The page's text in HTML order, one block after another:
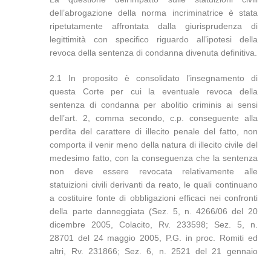
dell’abrogazione della norma incriminatrice è stata
ripetutamente affrontata dalla giurisprudenza di
legittimità con specifico riguardo all’ipotesi della
revoca della sentenza di condanna divenuta definitiva.
2.1 In proposito è consolidato l’insegnamento di
questa Corte per cui la eventuale revoca della
sentenza di condanna per abolitio criminis ai sensi
dell’art. 2, comma secondo, c.p. conseguente alla
perdita del carattere di illecito penale del fatto, non
comporta il venir meno della natura di illecito civile del
medesimo fatto, con la conseguenza che la sentenza
non deve essere revocata relativamente alle
statuizioni civili derivanti da reato, le quali continuano
a costituire fonte di obbligazioni efficaci nei confronti
della parte danneggiata (Sez. 5, n. 4266/06 del 20
dicembre 2005, Colacito, Rv. 233598; Sez. 5, n.
28701 del 24 maggio 2005, P.G. in proc. Romiti ed
altri, Rv. 231866; Sez. 6, n. 2521 del 21 gennaio